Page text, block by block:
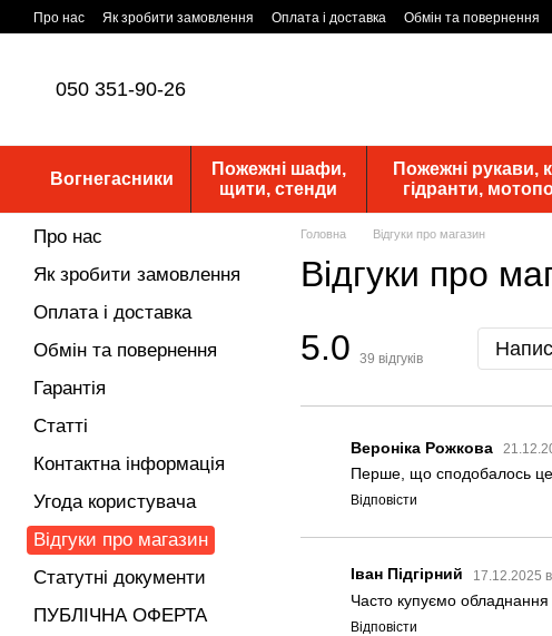
Перейти до основного контенту
Про нас Як зробити замовлення Оплата і доставка Обмін та повернення
050 351-90-26
Вогнегасники
Пожежні шафи,
щити, стенди
Пожежні рукави,
гідранти,
Головна Відгуки про магазин
Відгуки про
5.0
39 відгуків
Вероніка Рожкова
Перше, що сподобалось це
Відповісти
Іван Підгірний 17.12.2025
Часто купуємо
Відповісти
Про нас
Як зробити замовлення
Оплата і доставка
Обмін та повернення
Гарантія
Статті
Контактна інформація
Угода користувача
Відгуки про магазин
Статутні документи
ПУБЛІЧНА ОФЕРТА